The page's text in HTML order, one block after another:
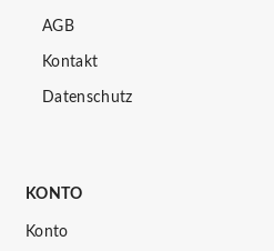
AGB
Kontakt
Datenschutz
KONTO
Konto